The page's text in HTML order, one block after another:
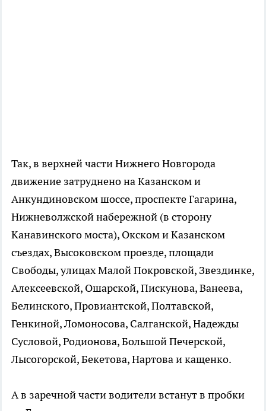
Так, в верхней части Нижнего Новгорода
движение затруднено на Казанском и
Анкундиновском шоссе, проспекте Гагарина,
Нижневолжской набережной (в сторону
Канавинского моста), Окском и Казанском
съездах, Высоковском проезде, площади
Свободы, улицах Малой Покровской, Звездинке,
Алексеевской, Ошарской, Пискунова, Ванеева,
Белинского, Провиантской, Полтавской,
Генкиной, Ломоносова, Салганской, Надежды
Сусловой, Родионова, Большой Печерской,
Лысогорской, Бекетова, Нартова и кащенко.
А в заречной части водители встанут в пробки